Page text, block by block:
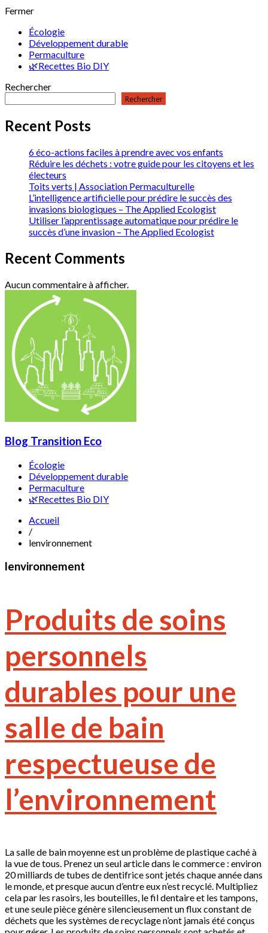
Fermer
Écologie
Développement durable
Permaculture
🌿Recettes Bio DIY
Rechercher
Rechercher
Recent Posts
6 éco-actions faciles à prendre avec vos enfants
Réduire les déchets : votre guide pour les citoyens et les
électeurs
Toits verts | Association Permaculturelle
L’intelligence artificielle pour prédire le succès des
invasions biologiques – The Applied Ecologist
Utiliser l’apprentissage automatique pour prédire le
succès d’une invasion – The Applied Ecologist
Recent Comments
Aucun commentaire à afficher.
Blog Transition Eco
Écologie
Développement durable
Permaculture
🌿Recettes Bio DIY
Accueil
/
lenvironnement
lenvironnement
Produits de soins
personnels
durables pour une
salle de bain
respectueuse de
l’environnement
La salle de bain moyenne est un problème de plastique caché à
la vue de tous. Prenez un seul article dans le commerce : environ
20 milliards de tubes de dentifrice sont jetés chaque année dans
le monde, et presque aucun d’entre eux n’est recyclé. Multipliez
cela par les rasoirs, les bouteilles, le fil dentaire et les tampons,
et une seule pièce génère silencieusement un flux constant de
déchets que les systèmes de recyclage n’ont jamais été conçus